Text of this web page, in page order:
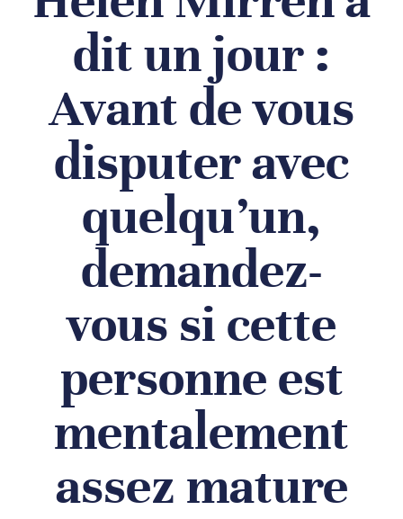
dit un jour :
Avant de vous
disputer avec
quelqu’un,
demandez-
vous si cette
personne est
mentalement
assez mature